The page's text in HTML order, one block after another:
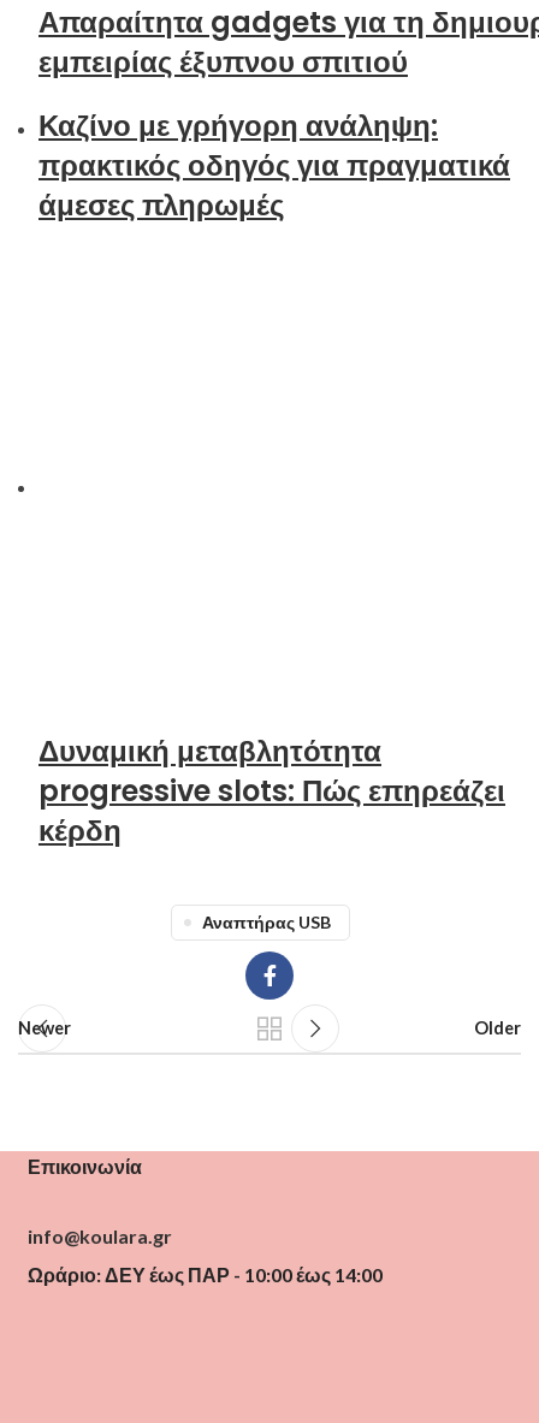
Απαραίτητα gadgets για τη
εμπειρίας έξυπνου σπιτιού
Καζίνο με γρήγορη ανάληψη:
πρακτικός οδηγός για πραγματικά
άμεσες πληρωμές
Δυναμική μεταβλητότητα
progressive slots: Πώς επηρεάζει
κέρδη
Αναπτήρας USB
Newer Older
Επικοινωνία
info@koulara.gr
Ωράριο: ΔΕΥ έως ΠΑΡ - 10:00 έως 14:00